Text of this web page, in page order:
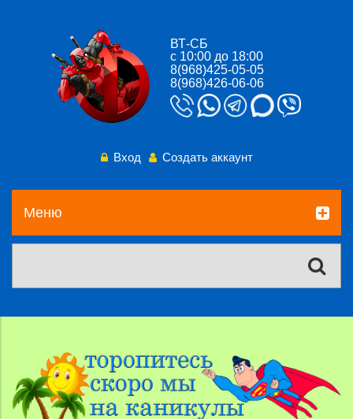
ВТ-СБ
с 10:00 до 18:00
8(968)425-05-05
8(968)426-06-06
Вход Создать аккаунт
Меню